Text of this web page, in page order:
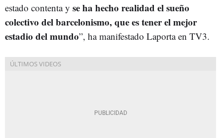
estado contenta y se ha hecho realidad el sueño
colectivo del barcelonismo, que es tener el mejor
estadio del mundo”, ha manifestado Laporta en TV3.